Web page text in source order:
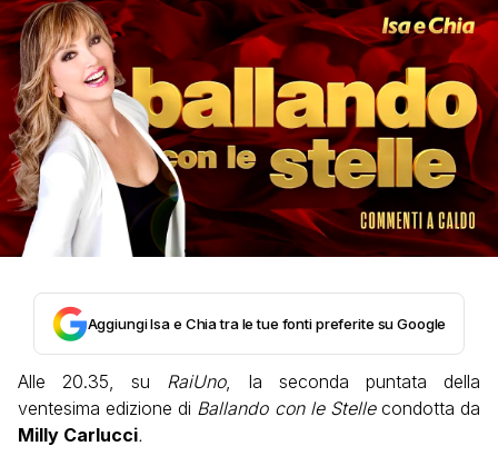
Aggiungi Isa e Chia tra le tue fonti preferite su Google
Alle 20.35, su RaiUno, la seconda puntata della
ventesima edizione di Ballando con le Stelle condotta da
Milly Carlucci.